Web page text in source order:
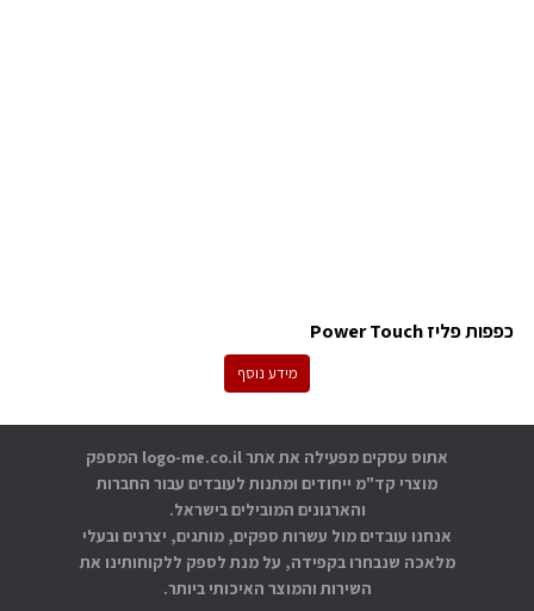
כפפות פליז Power Touch
מידע נוסף
אתוס עסקים מפעילה את אתר logo-me.co.il המספק
מוצרי קד"מ ייחודים ומתנות לעובדים עבור החברות
והארגונים המובילים בישראל.
אנחנו עובדים מול עשרות ספקים, מותגים, יצרנים ובעלי
מלאכה שנבחרו בקפידה, על מנת לספק ללקוחותינו את
השירות והמוצר האיכותי ביותר.